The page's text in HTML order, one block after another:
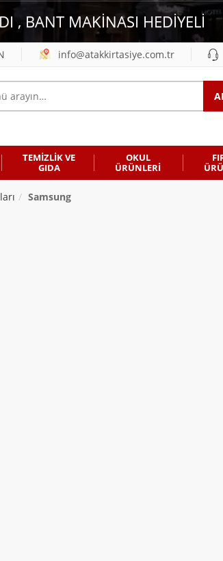
, BANT MAKİNASI HEDİYELİ
info@atakkirtasiye.com.tr
TEMİZLİK VE
GIDA
OKUL
ÜRÜNLERİ
Samsung